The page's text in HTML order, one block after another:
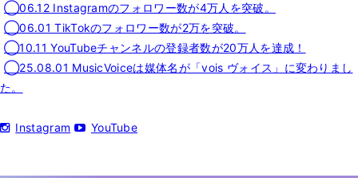
◯06.12 Instagramのフォロワー数が4万人を突破。
◯06.01 TikTokのフォロワー数が2万を突破。
◯10.11 YouTubeチャンネルの登録者数が20万人を達成！
◯25.08.01 MusicVoiceは媒体名が「vois ヴォイス」に変わりまし
た。
Instagram YouTube